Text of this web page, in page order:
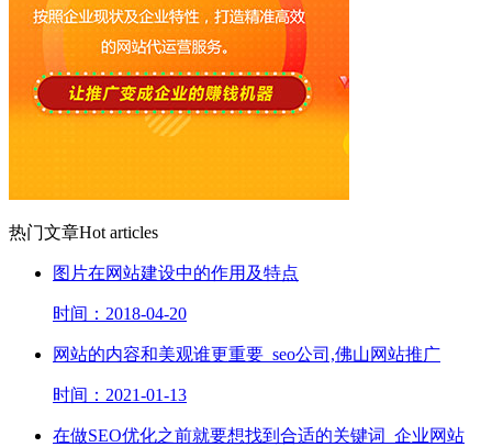
热门文章Hot articles
图片在网站建设中的作用及特点
时间：2018-04-20
网站的内容和美观谁更重要_seo公司,佛山网站推广
时间：2021-01-13
在做SEO优化之前就要想找到合适的关键词_企业网站